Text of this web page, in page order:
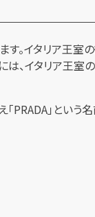
。イタリア王
、イタリア王
PRADA」とい